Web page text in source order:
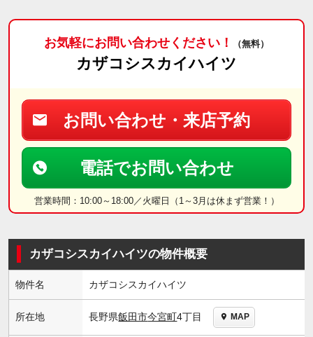
お気軽にお問い合わせください！ （無料）
カザコシスカイハイツ
お問い合わせ・来店予約
電話でお問い合わせ
営業時間：10:00～18:00／火曜日（1～3月は休まず営業！）
カザコシスカイハイツの物件概要
物件名 カザコシスカイハイツ
所在地 長野県飯田市今宮町4丁目 MAP